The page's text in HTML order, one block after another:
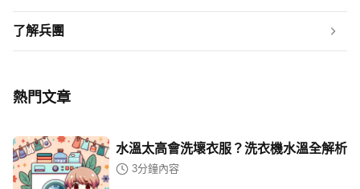
了解兵團
熱門文章
水溫太高會洗壞衣服？洗衣機水溫全解析
3分鐘內容